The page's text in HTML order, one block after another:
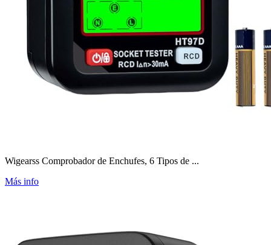
Wigearss Comprobador de Enchufes, 6 Tipos de ...
Más info